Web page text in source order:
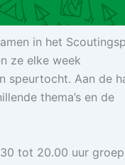
in het
ze elke week
speurtocht. Aan de
thema’s en de
tot 20.00 uur